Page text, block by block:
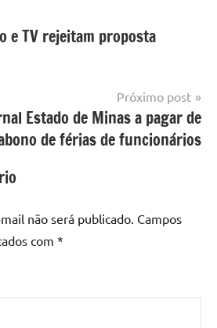
e TV rejeitam proposta
Próximo post
Estado de Minas a pagar de
de férias de funcionários
não será publicado. Campos
com *